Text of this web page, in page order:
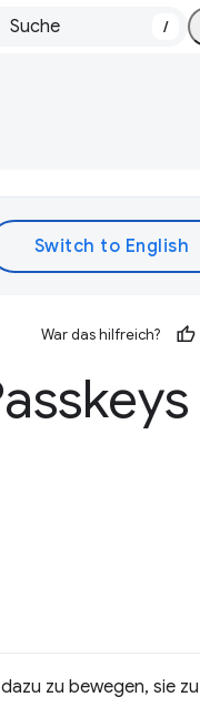
/
War das hilfreich?
zu bewegen, sie zu